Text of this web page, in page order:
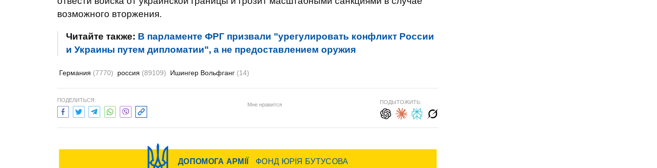
возможного вторжения.
Читайте также: В парламенте ФРГ призвали "урегулировать конфликт России
и Украины путем дипломатии", а не предоставлением оружия
Германия (7770) россия (89109) Ишингер Вольфганг (14)
ПОДЕЛИТЬСЯ:
Мне нравится ПОДЫТОЖИТЬ: